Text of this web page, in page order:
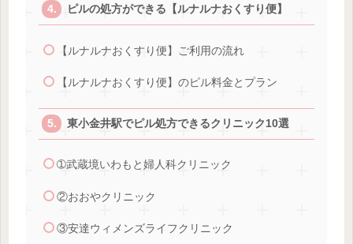
ピルの処方ができる【ルナルナおくすり便】
【ルナルナおくすり便】ご利用の流れ
【ルナルナおくすり便】のピル料金とプラン
東小金井駅でピル処方できるクリニック10選
➀武蔵境いわもと婦人科クリニック
②おおやクリニック
③安達ウィメンズライフクリニック